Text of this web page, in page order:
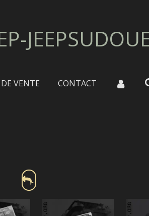
VENTE CONTACT
...